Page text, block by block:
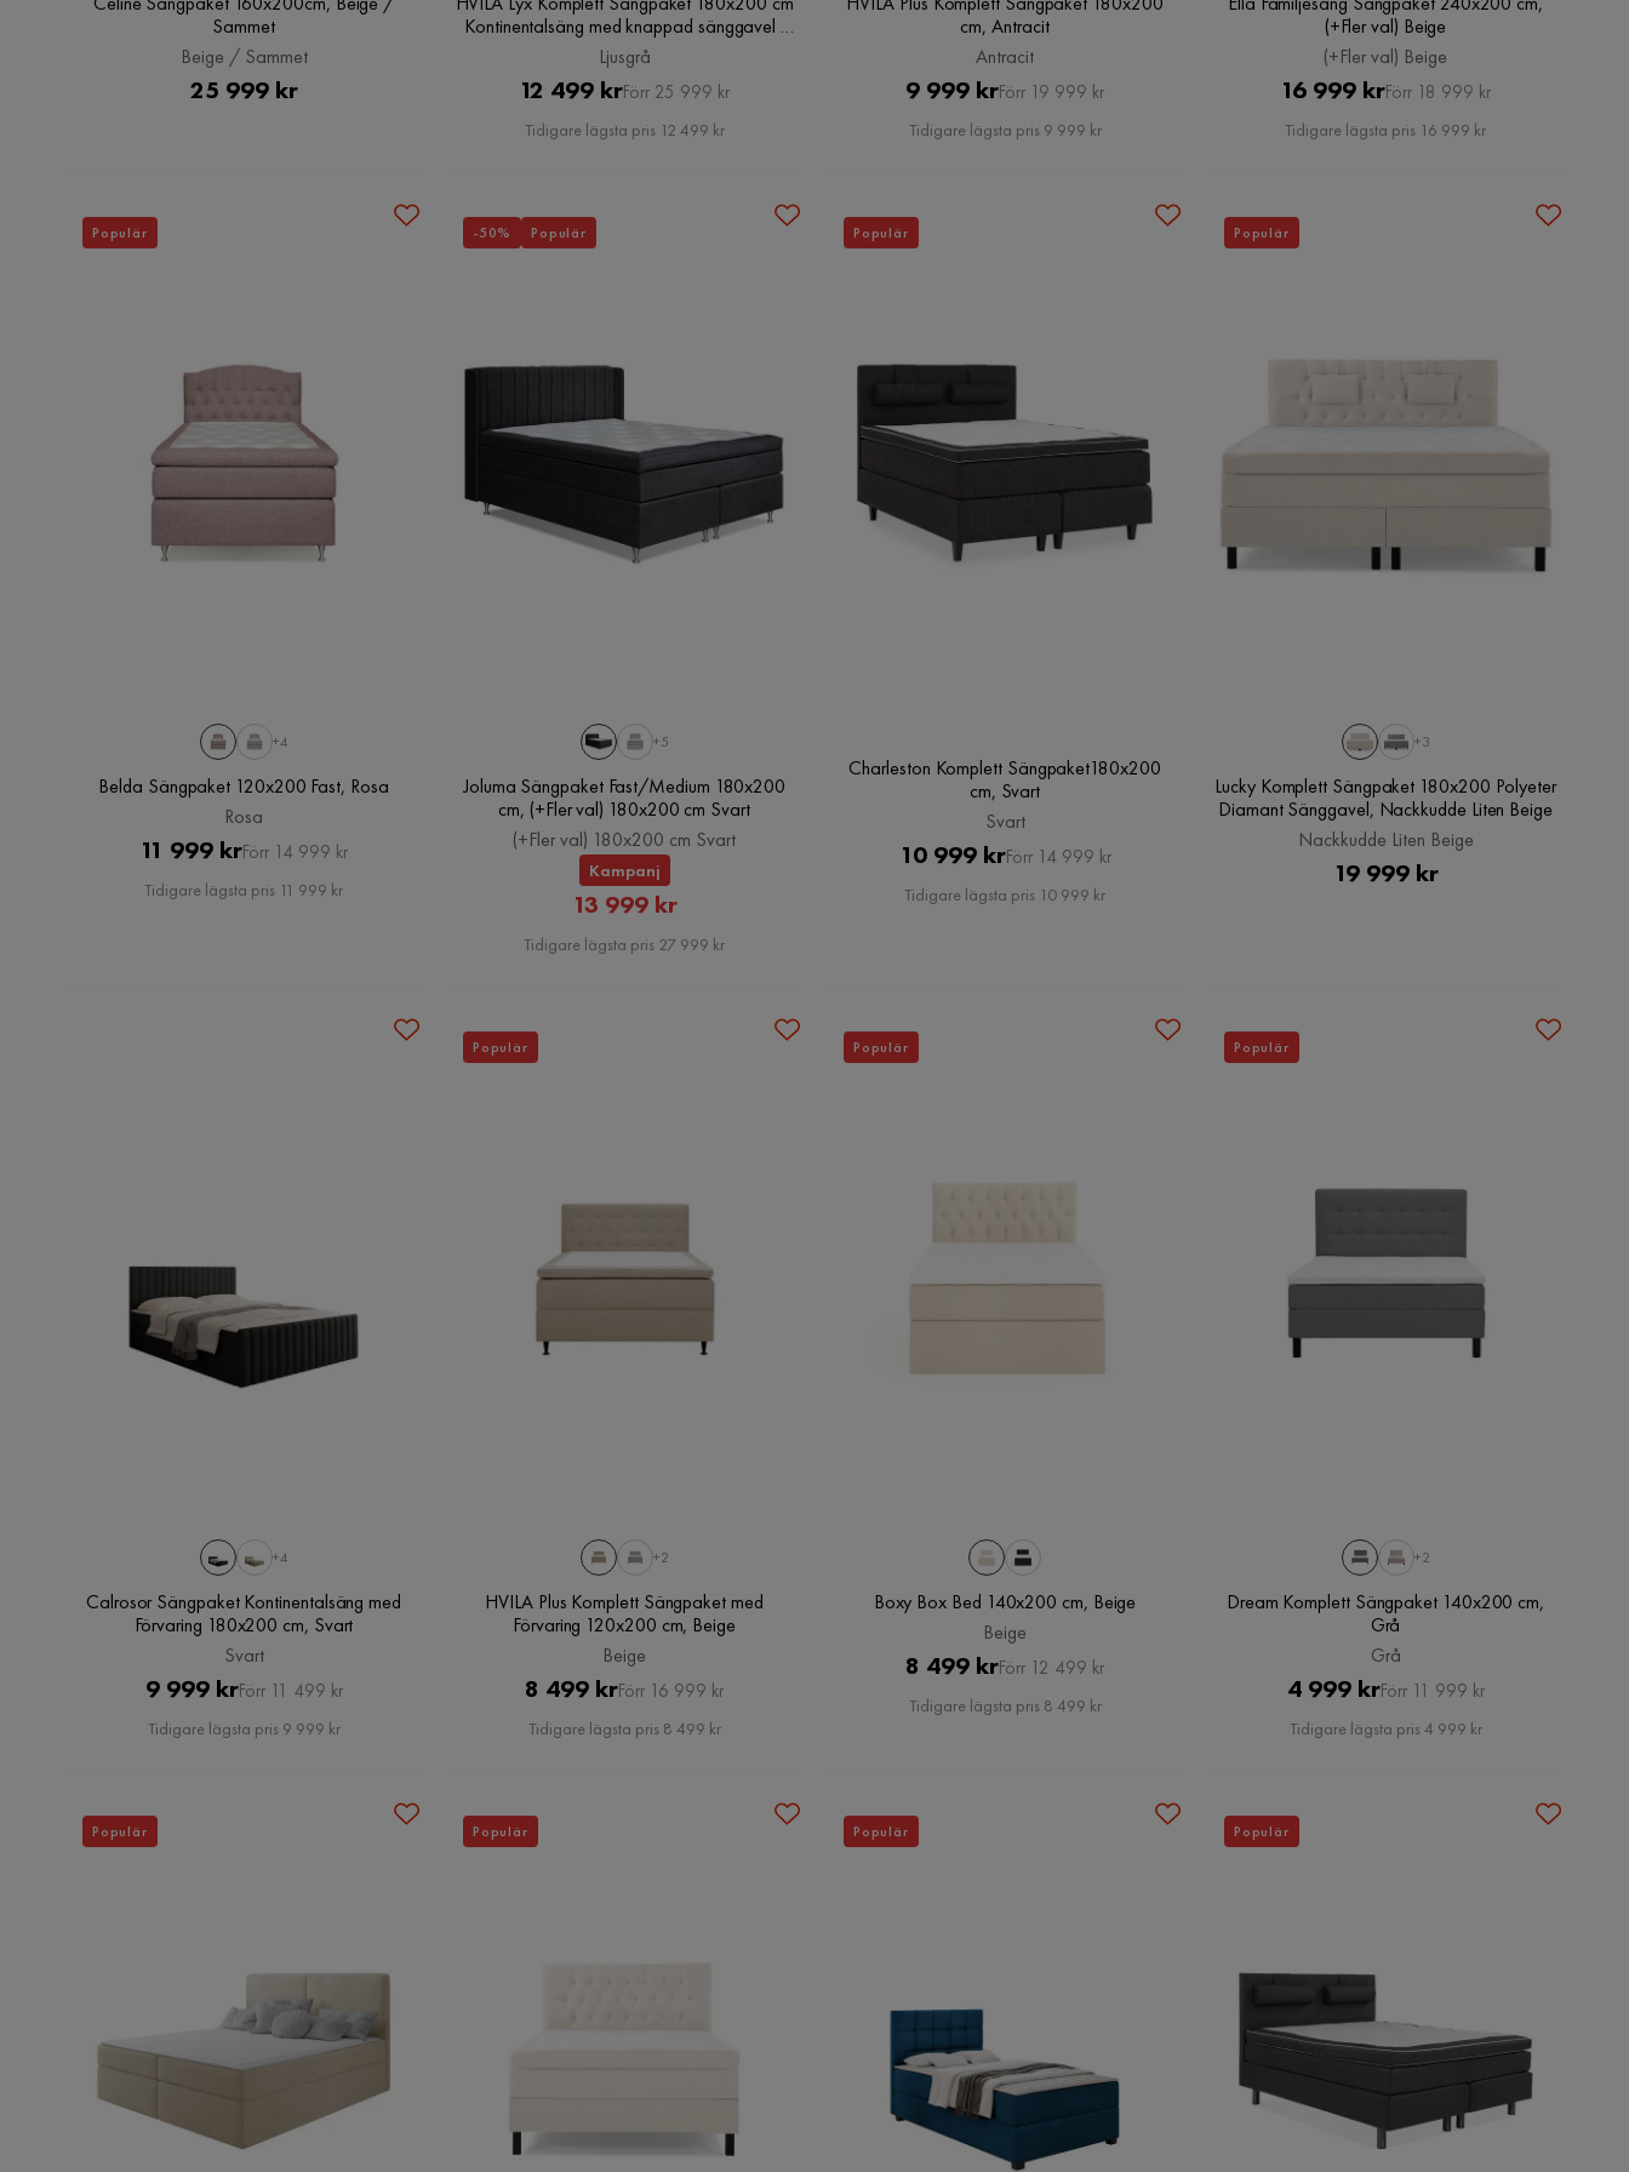
Sammet
Beige / Sammet
Pris
25 999 kr
Kontinentalsäng med knappad sänggavel i
sammet, Ljusgrå
Ljusgrå
Pris
12 499 krOriginal
Pris
Förr 25 999 kr
Tidigare lägsta pris 12 499 kr
cm, Antracit
Antracit
Pris
9 999 krOriginal
Pris
Förr 19 999 kr
Tidigare lägsta pris 9 999 kr
(+Fler val) Beige
(+Fler val) Beige
Pris
16 999 krOriginal
Pris
Förr 18 999 kr
Tidigare lägsta pris 16 999 kr
+4
Belda Sängpaket 120x200 Fast, Rosa
Rosa
Pris
11 999 krOriginal
Pris
Förr 14 999 kr
Tidigare lägsta pris 11 999 kr
Populär
+5
Joluma Sängpaket Fast/Medium 180x200
cm, (+Fler val) 180x200 cm Svart
(+Fler val) 180x200 cm Svart
Kampanj
Rabatterat
Pris
13 999 kr
Tidigare lägsta pris 27 999 kr
-50% Populär
Charleston Komplett Sängpaket180x200
cm, Svart
Svart
Pris
10 999 krOriginal
Pris
Förr 14 999 kr
Tidigare lägsta pris 10 999 kr
Populär
+3
Lucky Komplett Sängpaket 180x200 Polyeter
Diamant Sänggavel, Nackkudde Liten Beige
Nackkudde Liten Beige
Pris
19 999 kr
Populär
+4
Calrosor Sängpaket Kontinentalsäng med
Förvaring 180x200 cm, Svart
Svart
Pris
9 999 krOriginal
Pris
Förr 11 499 kr
Tidigare lägsta pris 9 999 kr
+2
HVILA Plus Komplett Sängpaket med
Förvaring 120x200 cm, Beige
Beige
Pris
8 499 krOriginal
Pris
Förr 16 999 kr
Tidigare lägsta pris 8 499 kr
Populär
Boxy Box Bed 140x200 cm, Beige
Beige
Pris
8 499 krOriginal
Pris
Förr 12 499 kr
Tidigare lägsta pris 8 499 kr
Populär
+2
Dream Komplett Sängpaket 140x200 cm,
Grå
Grå
Pris
4 999 krOriginal
Pris
Förr 11 999 kr
Tidigare lägsta pris 4 999 kr
Populär
Populär Populär Populär Populär